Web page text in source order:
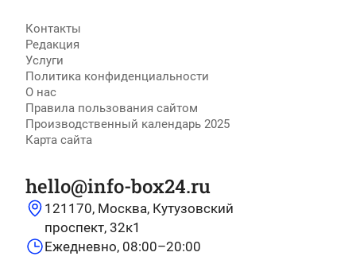
Контакты
Редакция
Услуги
Политика конфиденциальности
О нас
Правила пользования сайтом
Производственный календарь 2025
Карта сайта
hello@info-box24.ru
121170, Москва, Кутузовский
проспект, 32к1
Ежедневно, 08:00–20:00